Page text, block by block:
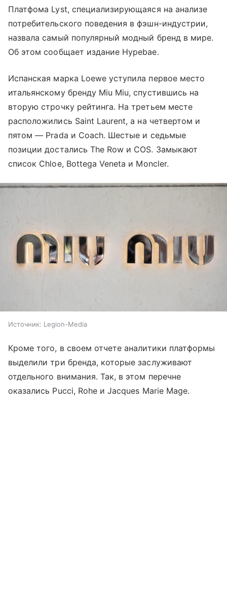
Платфома Lyst, специализирующаяся на анализе
потребительского поведения в фэшн-индустрии,
назвала самый популярный модный бренд в мире.
Об этом сообщает издание Hypebae.
Испанская марка Loewe уступила первое место
итальянскому бренду Miu Miu, спустившись на
вторую строчку рейтинга. На третьем месте
расположились Saint Laurent, а на четвертом и
пятом — Prada и Coach. Шестые и седьмые
позиции достались The Row и COS. Замыкают
список Chloe, Bottega Veneta и Moncler.
Источник: Legion-Media
Кроме того, в своем отчете аналитики платформы
выделили три бренда, которые заслуживают
отдельного внимания. Так, в этом перечне
оказались Pucci, Rohe и Jacques Marie Mage.